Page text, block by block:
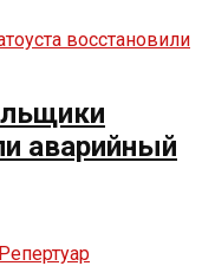
аварийный